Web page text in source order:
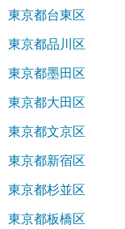
東京都台東区
東京都品川区
東京都墨田区
東京都大田区
東京都文京区
東京都新宿区
東京都杉並区
東京都板橋区